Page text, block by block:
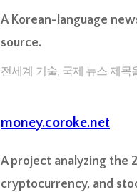
A Korean-language
source.
전세계 기술, 국제 뉴스 제목
money.coroke.net
A project analyzing the
cryptocurrency, and